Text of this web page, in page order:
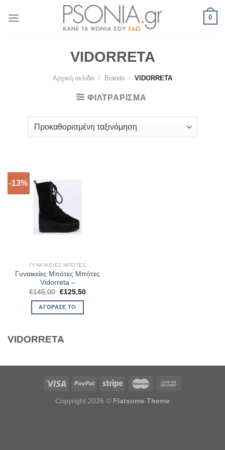
0
VIDORRETA
Αρχική σελίδα / Brands / VIDORRETA
ΦΙΛΤΡΆΡΙΣΜΑ
-13%
ΓΥΝΑΙΚΕΊΕΣ ΜΠΌΤΕΣ
Γυναικείες Μπότες Μπότες
Vidorreta –
€145,00 Original
was:
€145,00.
€125,50Η
ΑΓΌΡΑΣΈ ΤΟ
VIDORRETA
Copyright 2026 © Flatsome Theme